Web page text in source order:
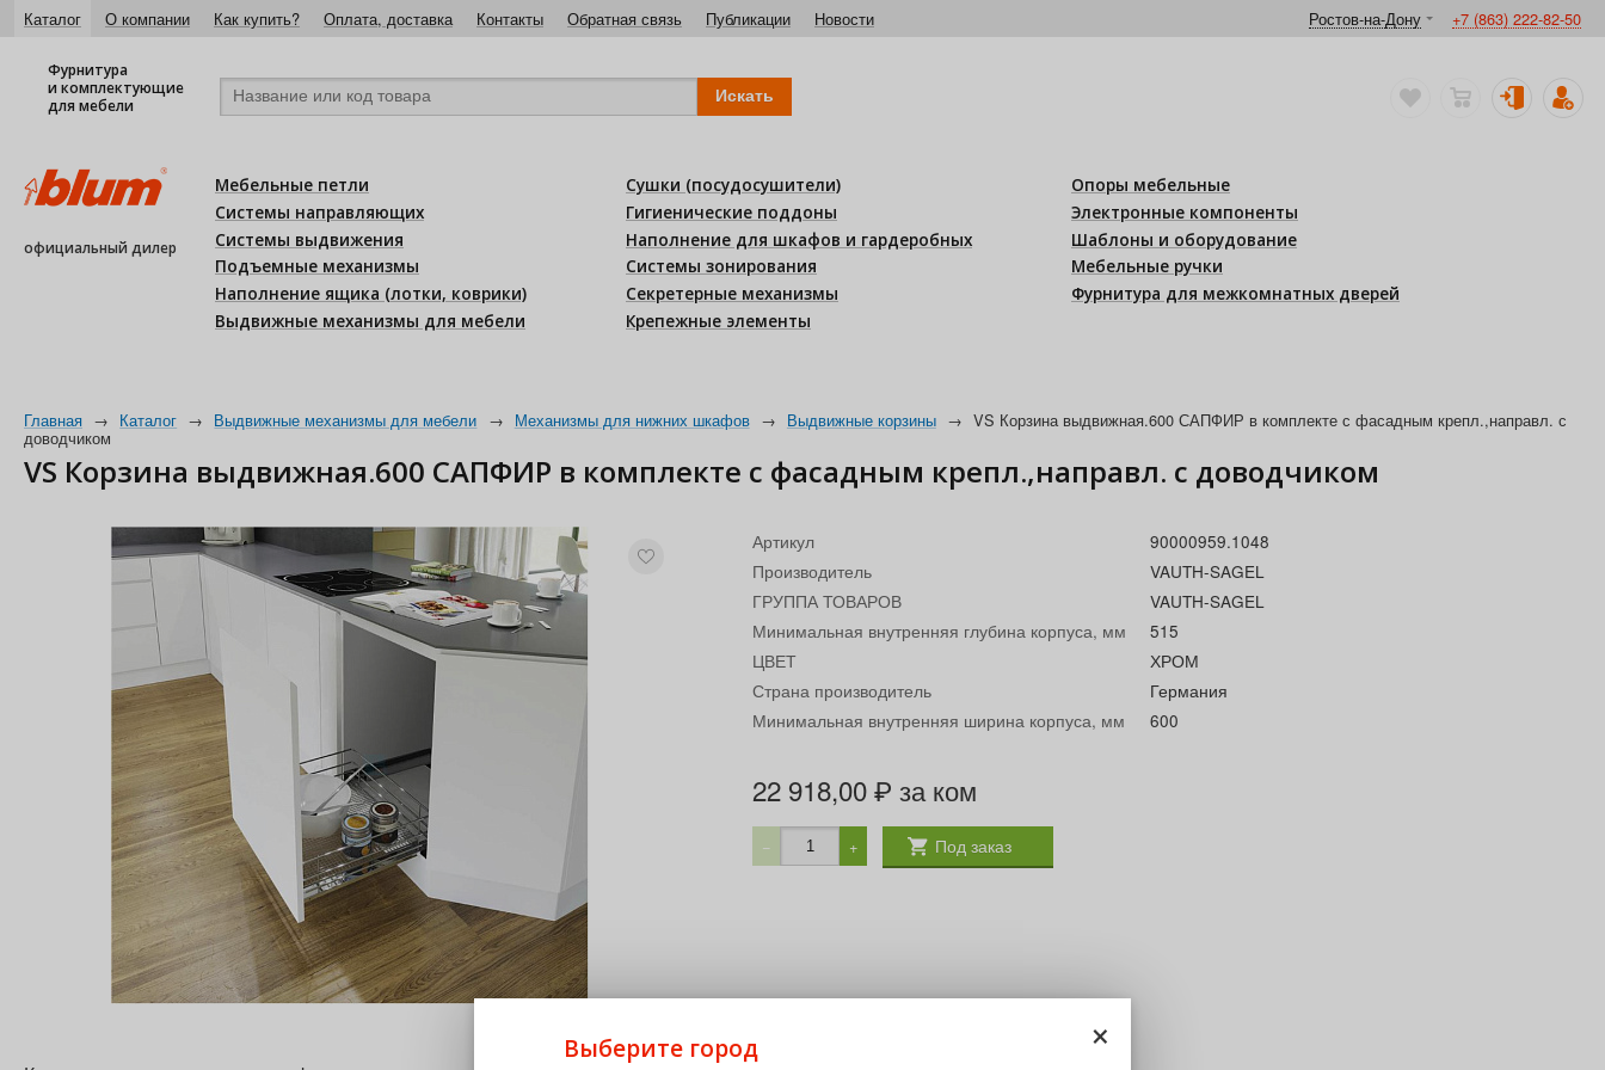
Каталог О компании Как купить? Оплата, доставка Контакты Обратная связь Публикации Новости Ростов-на-Дону +7 (863) 222-82-50
Фурнитура
и комплектующие
для мебели
официальный дилер
Мебельные петли
Системы направляющих
Системы выдвижения
Подъемные механизмы
Наполнение ящика (лотки, коврики)
Выдвижные механизмы для мебели
Сушки (посудосушители)
Гигиенические поддоны
Наполнение для шкафов и гардеробных
Системы зонирования
Секретерные механизмы
Крепежные элементы
Опоры мебельные
Электронные компоненты
Шаблоны и оборудование
Мебельные ручки
Фурнитура для межкомнатных дверей
Главная → Каталог → Выдвижные механизмы для мебели → Механизмы для нижних шкафов → Выдвижные корзины → VS Корзина выдвижная.600 САПФИР в комплекте с фасадным крепл.,направл. с
доводчиком
VS Корзина выдвижная.600 САПФИР в комплекте с фасадным крепл.,направл. с доводчиком
Артикул
90000959.1048
Производитель
VAUTH-SAGEL
ГРУППА ТОВАРОВ
VAUTH-SAGEL
Минимальная внутренняя глубина корпуса, мм
515
ЦВЕТ
ХРОМ
Страна производитель
Германия
Минимальная внутренняя ширина корпуса, мм
600
22 918,00 ₽ за ком
− + Под заказ
×
Выберите город